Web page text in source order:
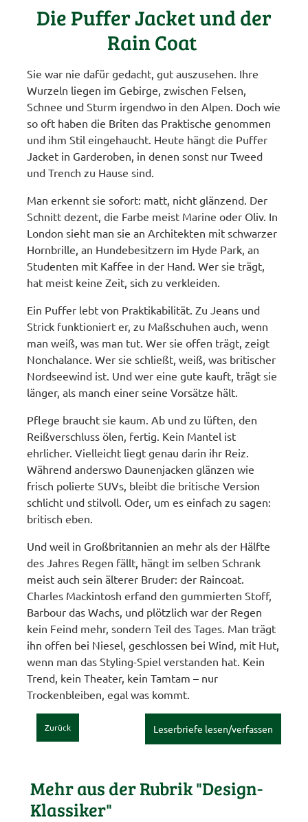
Die Puffer Jacket und der
Rain Coat
Sie war nie dafür gedacht, gut auszusehen. Ihre
Wurzeln liegen im Gebirge, zwischen Felsen,
Schnee und Sturm irgendwo in den Alpen. Doch wie
so oft haben die Briten das Praktische genommen
und ihm Stil eingehaucht. Heute hängt die Puffer
Jacket in Garderoben, in denen sonst nur Tweed
und Trench zu Hause sind.
Man erkennt sie sofort: matt, nicht glänzend. Der
Schnitt dezent, die Farbe meist Marine oder Oliv. In
London sieht man sie an Architekten mit schwarzer
Hornbrille, an Hundebesitzern im Hyde Park, an
Studenten mit Kaffee in der Hand. Wer sie trägt,
hat meist keine Zeit, sich zu verkleiden.
Ein Puffer lebt von Praktikabilität. Zu Jeans und
Strick funktioniert er, zu Maßschuhen auch, wenn
man weiß, was man tut. Wer sie offen trägt, zeigt
Nonchalance. Wer sie schließt, weiß, was britischer
Nordseewind ist. Und wer eine gute kauft, trägt sie
länger, als manch einer seine Vorsätze hält.
Pflege braucht sie kaum. Ab und zu lüften, den
Reißverschluss ölen, fertig. Kein Mantel ist
ehrlicher. Vielleicht liegt genau darin ihr Reiz.
Während anderswo Daunenjacken glänzen wie
frisch polierte SUVs, bleibt die britische Version
schlicht und stilvoll. Oder, um es einfach zu sagen:
britisch eben.
Und weil in Großbritannien an mehr als der Hälfte
des Jahres Regen fällt, hängt im selben Schrank
meist auch sein älterer Bruder: der Raincoat.
Charles Mackintosh erfand den gummierten Stoff,
Barbour das Wachs, und plötzlich war der Regen
kein Feind mehr, sondern Teil des Tages. Man trägt
ihn offen bei Niesel, geschlossen bei Wind, mit Hut,
wenn man das Styling-Spiel verstanden hat. Kein
Trend, kein Theater, kein Tamtam – nur
Trockenbleiben, egal was kommt.
Zurück Leserbriefe lesen/verfassen
Mehr aus der Rubrik "Design-
Klassiker"